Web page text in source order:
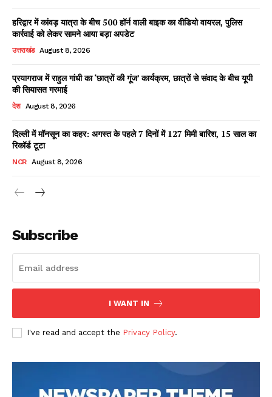
Facebook
X WhatsApp
Read Latest News on AIN
DOWNLOAD NOW
हरिद्वार में कांवड़ यात्रा के बीच 500 हॉर्न वाली बाइक का वीडियो वायरल, पुलिस
कार्रवाई को लेकर सामने आया बड़ा अपडेट
उत्तराखंड August 8, 2026
प्रयागराज में राहुल गांधी का ‘छात्रों की गूंज’ कार्यक्रम, छात्रों से संवाद के बीच यूपी
की सियासत गरमाई
देश August 8, 2026
दिल्ली में मॉनसून का कहर: अगस्त के पहले 7 दिनों में 127 मिमी बारिश, 15 साल का
रिकॉर्ड टूटा
NCR August 8, 2026
Subscribe
I WANT IN
I've read and accept the Privacy Policy.